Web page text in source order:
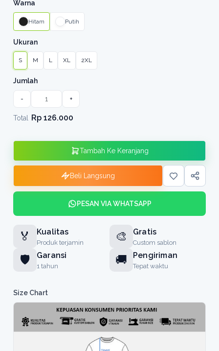
Warna
Hitam Putih
Ukuran
S M L XL 2XL
Jumlah
- +
Total Rp 126.000
Tambah Ke Keranjang
Beli Langsung
PESAN VIA WHATSAPP
🏅 Kualitas
Produk terjamin 🎨 Gratis
Custom sablon
🛡️ Garansi
1 tahun 🚚 Pengiriman
Tepat waktu
Size Chart